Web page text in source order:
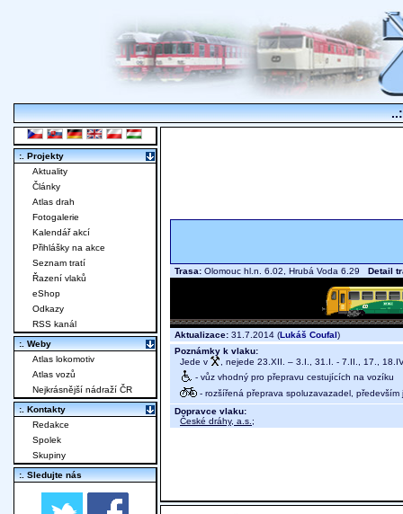
Trasa: Olomouc hl.n. 6.02, Hrubá Voda 6.29 Detail
Aktualizace: 31.7.2014 (Lukáš Coufal)
Poznámky k vlaku:
Jede v
, nejede 23.XII. – 3.I., 31.I. - 7.II., 17.,
- vůz vhodný pro přepravu cestujících na vozíku
- rozšířená přeprava spoluzavazadel, především
Dopravce vlaku:
České dráhy, a.s. ;
:. Projekty
Aktuality
Články
Atlas drah
Fotogalerie
Kalendář akcí
Přihlášky na akce
Seznam tratí
Řazení vlaků
eShop
Odkazy
RSS kanál
:. Weby
Atlas lokomotiv
Atlas vozů
Nejkrásnější nádraží ČR
:. Kontakty
Redakce
Spolek
Skupiny
:. Sledujte nás